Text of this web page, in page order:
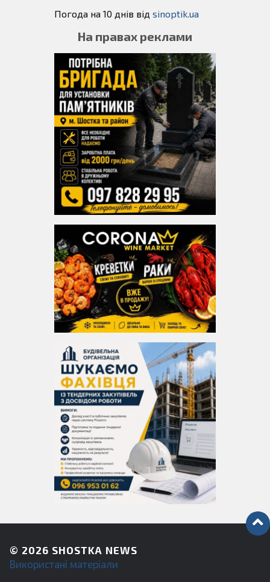
Погода на 10 днів від sinoptik.ua
На правах реклами
© 2026 SHOSTKA NEWS
Використані матеріали